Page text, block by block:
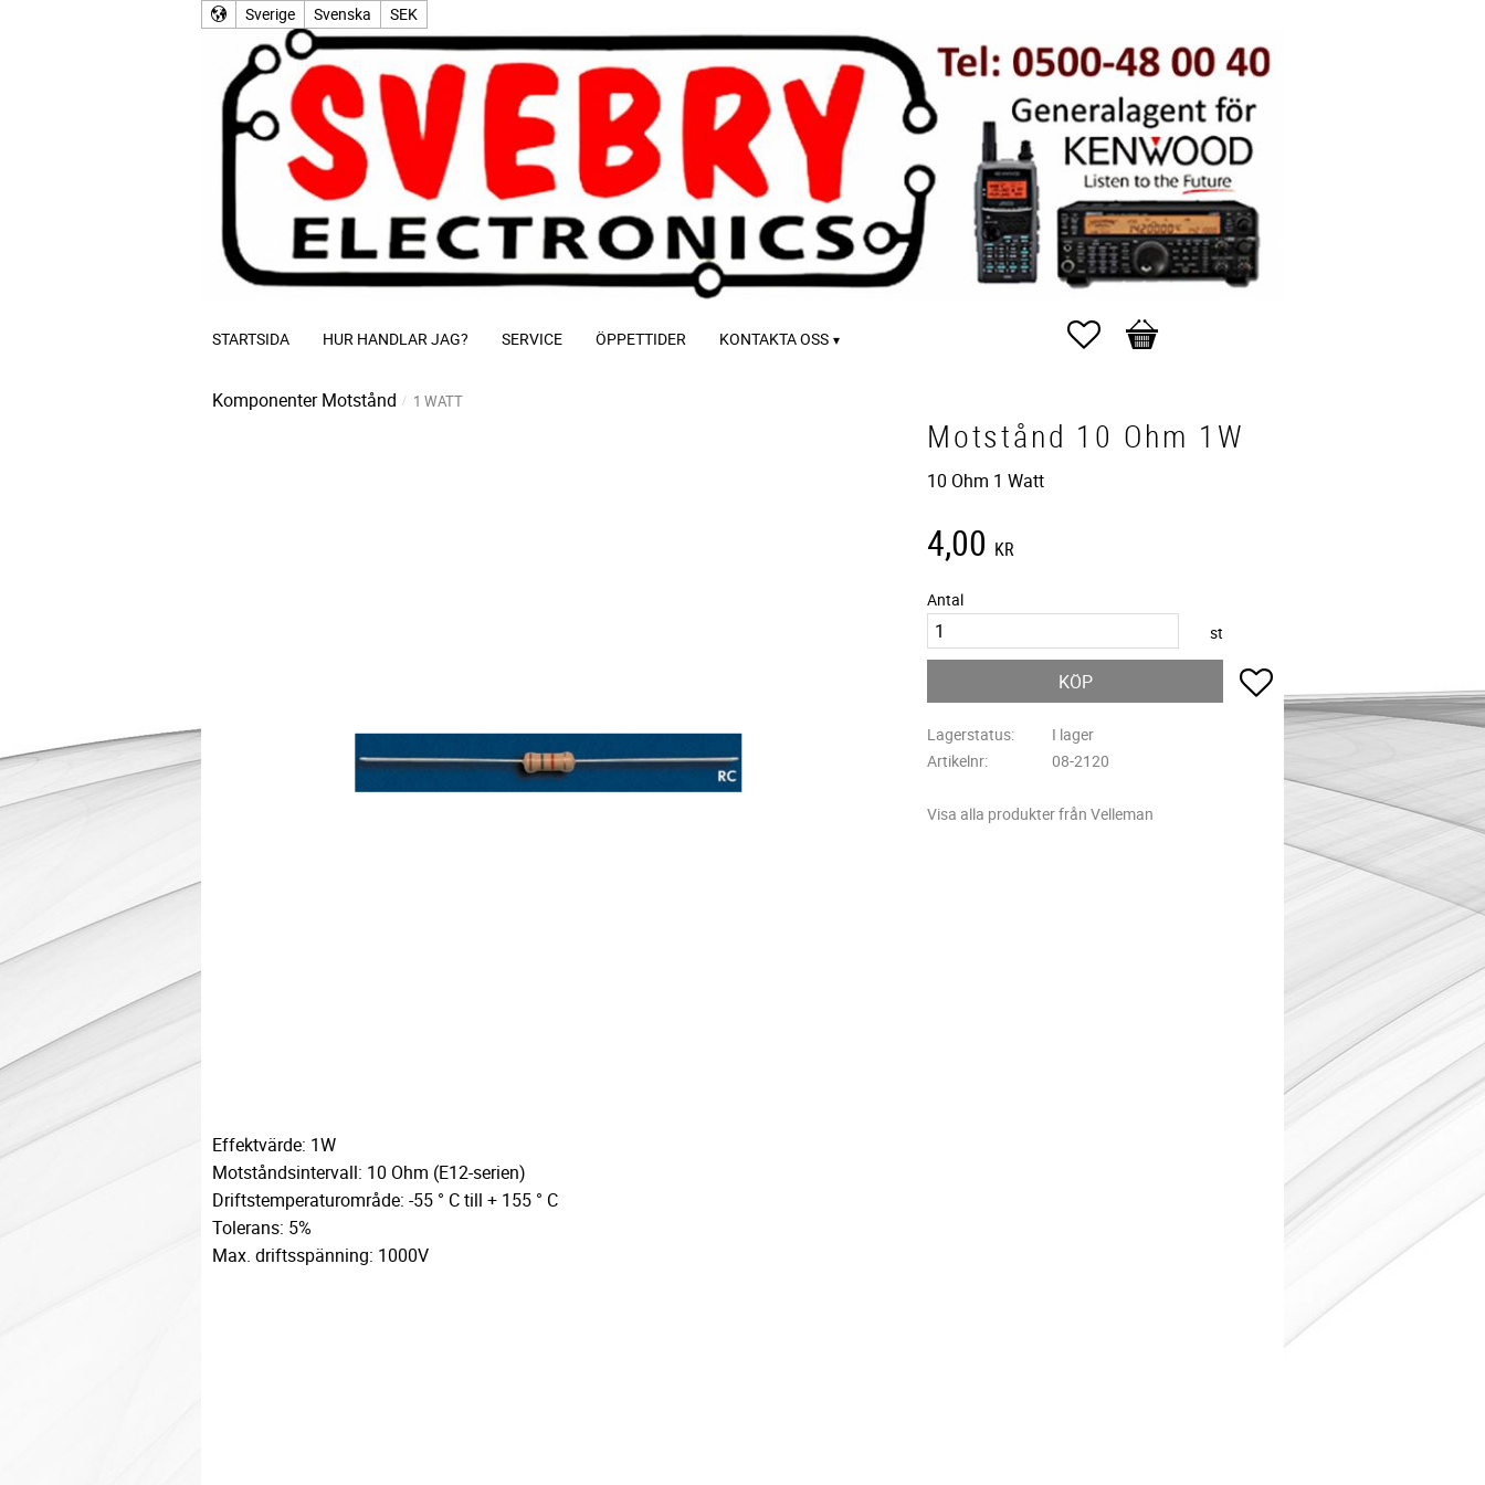
Sverige Svenska SEK
STARTSIDA HUR HANDLAR JAG? SERVICE ÖPPETTIDER KONTAKTA OSS Favoriter
Kundvagn
Komponenter Motstånd 1 WATT
Motstånd 10 Ohm 1W
10 Ohm 1 Watt
4,00 KR
Antal
st
KÖP Lägg till i favoriter
Lagerstatus
I lager
Artikelnr
08-2120
Visa alla produkter från Velleman
Effektvärde: 1W
Motståndsintervall: 10 Ohm (E12-serien)
Driftstemperaturområde: -55 ° C till + 155 ° C
Tolerans: 5%
Max. driftsspänning: 1000V